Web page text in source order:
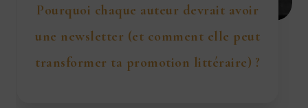
Pourquoi chaque auteur devrait avoir
une newsletter (et comment elle peut
transformer ta promotion littéraire) ?